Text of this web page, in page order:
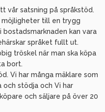
vår satsning på språkstöd.
möjligheter till en trygg
bostadsmarknaden kan vara
språket fullt ut.
tröskel när man ska köpa
bort.
Vi har många mäklare som
och stödja och Vi har
och säljare på över 20